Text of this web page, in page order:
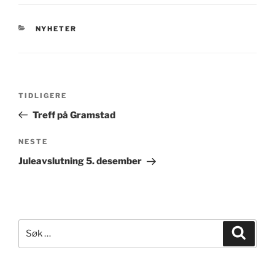
KATEGORIER
NYHETER
Forrige
innlegg
TIDLIGERE
Treff på Gramstad
Neste
innlegg
NESTE
Juleavslutning 5. desember
etter: